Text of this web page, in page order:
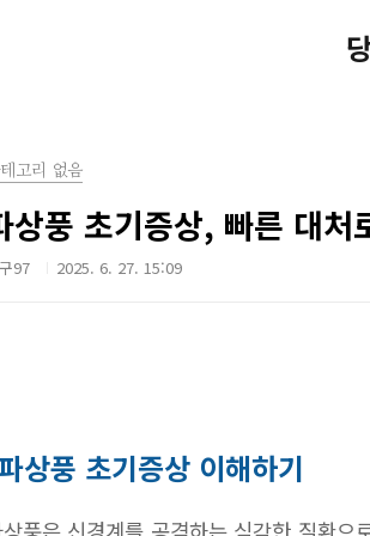
고리 없음
상풍 초기증상, 빠른 대처
97 2025. 6. 27. 15:09
상풍 초기증상 이해하기